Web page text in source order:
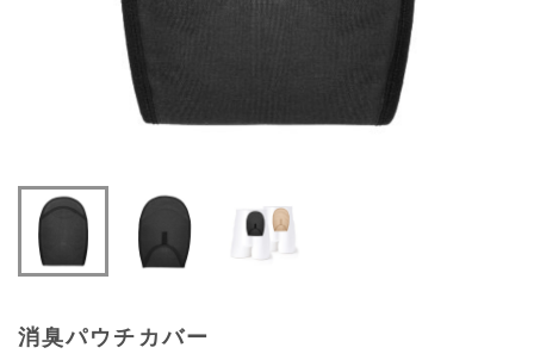
消臭パウチカバー